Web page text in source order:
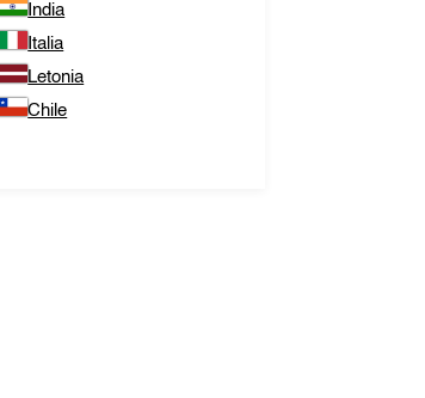
India
Italia
Letonia
Chile